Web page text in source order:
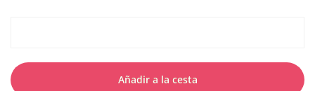
Añadir a la cesta